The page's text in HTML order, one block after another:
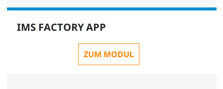
IMS FACTORY APP
ZUM MODUL